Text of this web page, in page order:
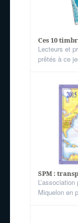
Ces 10
Lecteurs et
prêtés à ce
SPM :
Miquelon en